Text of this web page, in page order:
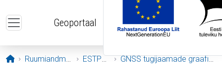
Geoportaal
Avaleht
Ruumiandmed ESTPOS GNSS tugijaamade graafikud